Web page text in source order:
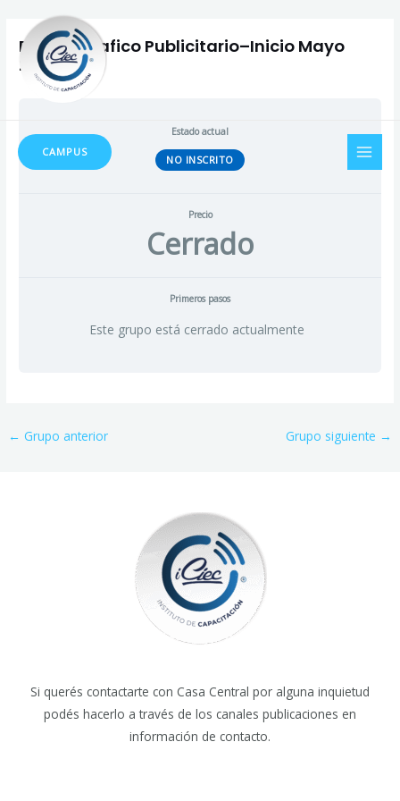
contenido
CAMPUS
Diseño Grafico Publicitario–Inicio Mayo
2025
Estado actual
NO INSCRITO
Precio
Cerrado
Primeros pasos
Este grupo está cerrado actualmente
entradas
← Grupo anterior Grupo siguiente →
Si querés contactarte con Casa Central por alguna inquietud
podés hacerlo a través de los canales publicaciones en
información de contacto.